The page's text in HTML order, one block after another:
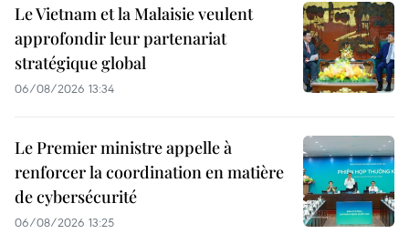
Le Vietnam et la Malaisie veulent
approfondir leur partenariat
stratégique global
06/08/2026 13:34
Le Premier ministre appelle à
renforcer la coordination en matière
de cybersécurité
06/08/2026 13:25